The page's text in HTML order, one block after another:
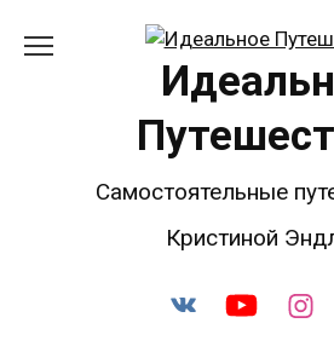
Самостоятельные
Кристиной